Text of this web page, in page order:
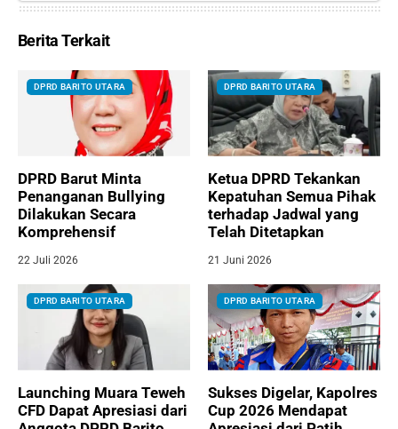
Berita Terkait
DPRD BARITO UTARA
DPRD Barut Minta
Penanganan Bullying
Dilakukan Secara
Komprehensif
22 Juli 2026
DPRD BARITO UTARA
Ketua DPRD Tekankan
Kepatuhan Semua Pihak
terhadap Jadwal yang
Telah Ditetapkan
21 Juni 2026
DPRD BARITO UTARA
Launching Muara Teweh
CFD Dapat Apresiasi dari
DPRD BARITO UTARA
Sukses Digelar, Kapolres
Cup 2026 Mendapat